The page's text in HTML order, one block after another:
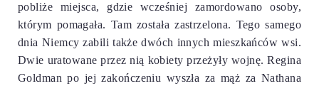
pobliże miejsca, gdzie wcześniej zamordowano osoby,
którym pomagała. Tam została zastrzelona. Tego samego
dnia Niemcy zabili także dwóch innych mieszkańców wsi.
Dwie uratowane przez nią kobiety przeżyły wojnę. Regina
Goldman po jej zakończeniu wyszła za mąż za Nathana